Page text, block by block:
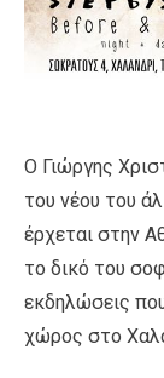
Ο Γιώργης
του νέου του
έρχεται στην
το δικό του
εκδηλώσεις
χώρος στο